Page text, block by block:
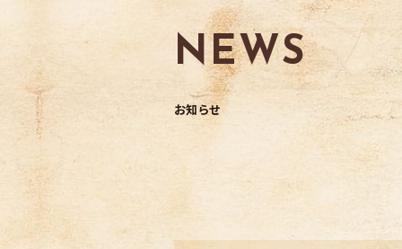
BRAND
JAL社との取り組みについて
お取引さまのご紹介
NEWS
お知らせ